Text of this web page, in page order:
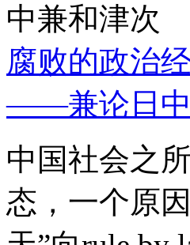
中兼和津次
腐败的政治
——兼论日中
中国社会之
态，一个原